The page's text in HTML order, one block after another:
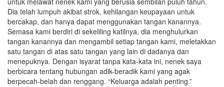
Dia telah lumpuh akibat strok, kehilangan keupayaan untuk
bercakap, dan hanya dapat menggunakan tangan kanannya.
Semasa kami berdiri di sekeliling katilnya, dia menghulurkan
tangan kanannya dan mengambil setiap tangan kami, meletakkan
satu tangan di atas satu tangan yang lain di dadanya dan
menepuknya. Dengan isyarat tanpa kata-kata ini, nenek saya
berbicara tentang hubungan adik-beradik kami yang agak
berpecah-belah dan renggang. “Keluarga adalah penting.”